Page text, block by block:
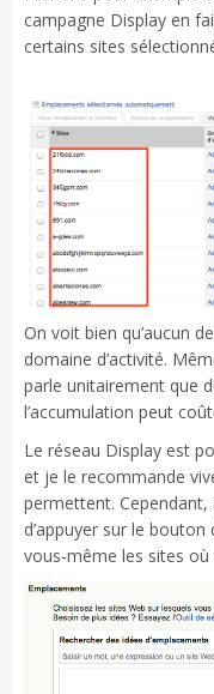
campagne Display en
certains sites
On voit bien qu’aucun
domaine d’activité.
parle unitairement que
l’accumulation peut
Le réseau Display est
et je le recommande
permettent. Cependant,
d’appuyer sur le
vous-même les sites